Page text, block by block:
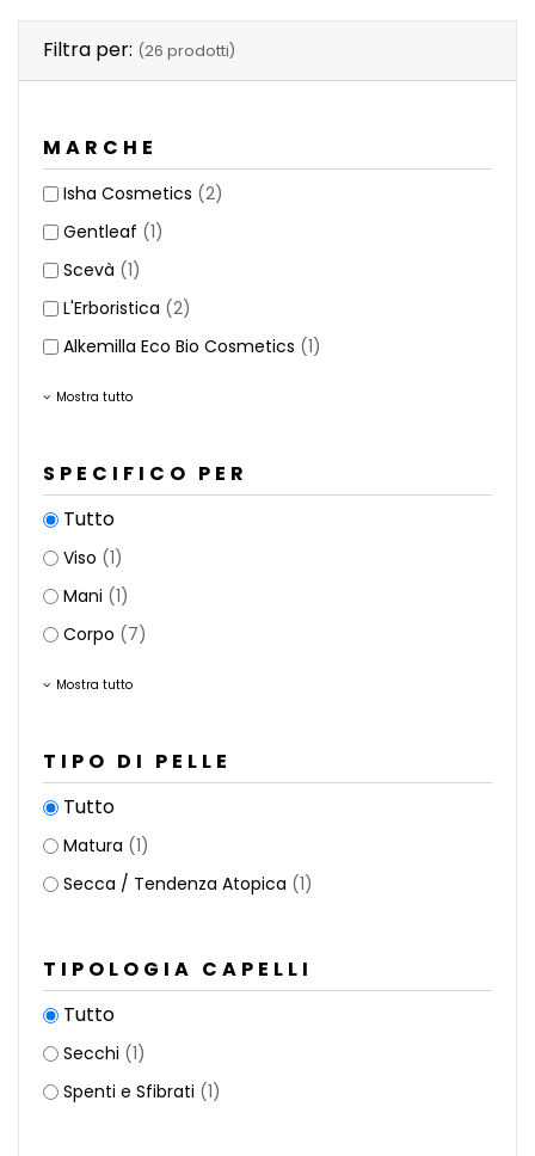
Filtra per: (26 prodotti)
MARCHE
Isha Cosmetics (2)
Gentleaf (1)
Scevà (1)
L'Erboristica (2)
Alkemilla Eco Bio Cosmetics (1)
Mostra tutto
SPECIFICO PER
Tutto
Viso (1)
Mani (1)
Corpo (7)
Mostra tutto
TIPO DI PELLE
Tutto
Matura (1)
Secca / Tendenza Atopica (1)
TIPOLOGIA CAPELLI
Tutto
Secchi (1)
Spenti e Sfibrati (1)